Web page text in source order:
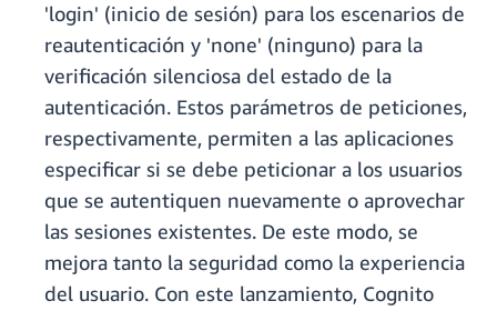
'login' (inicio de sesión) para los escenarios de
reautenticación y 'none' (ninguno) para la
verificación silenciosa del estado de la
autenticación. Estos parámetros de peticiones,
respectivamente, permiten a las aplicaciones
especificar si se debe peticionar a los usuarios
que se autentiquen nuevamente o aprovechar
las sesiones existentes. De este modo, se
mejora tanto la seguridad como la experiencia
del usuario. Con este lanzamiento, Cognito